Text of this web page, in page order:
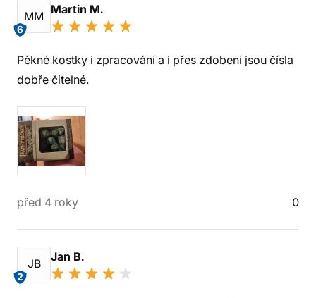
MM
6
Martin M.
Pěkné kostky i zpracování a i přes zdobení jsou čísla
dobře čitelné.
před 4 roky 0
JB
2
Jan B.